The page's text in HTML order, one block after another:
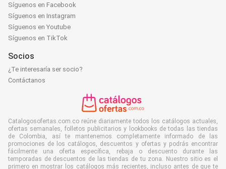
Síguenos en Facebook
Síguenos en Instagram
Síguenos en Youtube
Síguenos en TikTok
Socios
¿Te interesaría ser socio?
Contáctanos
Catalogosofertas.com.co reúne diariamente todos los catálogos actuales,
ofertas semanales, folletos publicitarios y lookbooks de todas las tiendas
de Colombia, así te mantenemos completamente informado de las
promociones de los catálogos, descuentos y ofertas y podrás encontrar
fácilmente una oferta específica, rebaja o descuento durante las
temporadas de descuentos de las tiendas de tu zona. Nuestro sitio es el
primero en mostrar los catálogos más recientes, incluso antes de que te